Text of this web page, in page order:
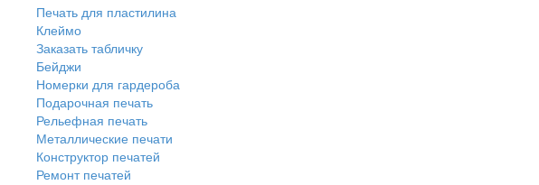
Печать для пластилина
Клеймо
Заказать табличку
Бейджи
Номерки для гардероба
Подарочная печать
Рельефная печать
Металлические печати
Конструктор печатей
Ремонт печатей